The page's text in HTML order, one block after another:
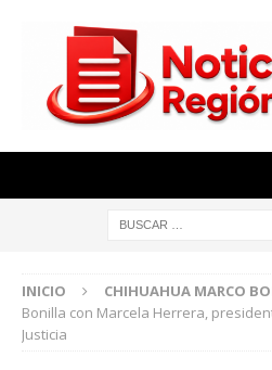
INICIO CHIHUAHUA MARCO
Bonilla con Marcela Herrera,
Justicia